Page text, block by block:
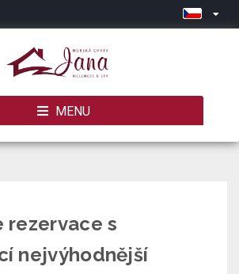
MENU
rezervace s
nejvýhodnější